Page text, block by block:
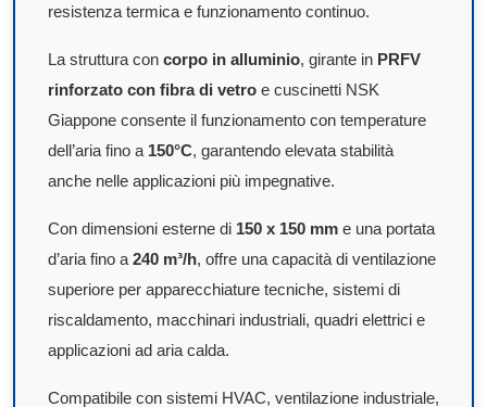
resistenza termica e funzionamento continuo.
La struttura con corpo in alluminio, girante in PRFV
rinforzato con fibra di vetro e cuscinetti NSK
Giappone consente il funzionamento con temperature
dell’aria fino a 150°C, garantendo elevata stabilità
anche nelle applicazioni più impegnative.
Con dimensioni esterne di 150 x 150 mm e una portata
d’aria fino a 240 m³/h, offre una capacità di ventilazione
superiore per apparecchiature tecniche, sistemi di
riscaldamento, macchinari industriali, quadri elettrici e
applicazioni ad aria calda.
Compatibile con sistemi HVAC, ventilazione industriale,